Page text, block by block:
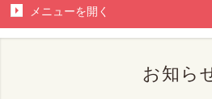
メニューを開く
お知ら